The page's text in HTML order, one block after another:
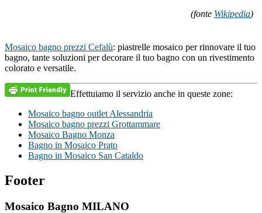
(fonte Wikipedia)
Mosaico bagno prezzi Cefalù: piastrelle mosaico per rinnovare il tuo
bagno, tante soluzioni per decorare il tuo bagno con un rivestimento
colorato e versatile.
Effettuiamo il servizio anche in queste zone:
Mosaico bagno outlet Alessandria
Mosaico bagno prezzi Grottammare
Mosaico Bagno Monza
Bagno in Mosaico Prato
Bagno in Mosaico San Cataldo
Footer
Mosaico Bagno MILANO